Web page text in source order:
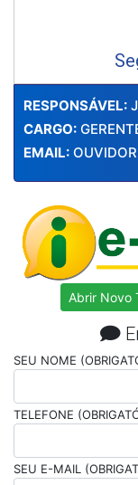
RESPONSÁVEL:
CARGO:
EMAIL:
Abrir Novo
SEU NOME
TELEFONE
SEU E-MAIL